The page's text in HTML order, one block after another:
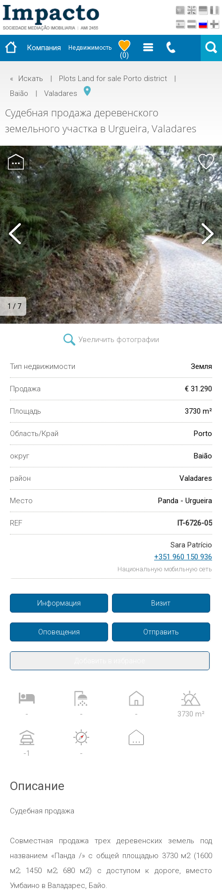
Компания Недвижимость
(0)
« Искать | Plots Land for sale Porto district
|
Baião
| Valadares
Судебная продажа деревенского
земельного участка в Urgueira, Valadares
1 / 7
Увеличить фотографии
Тип недвижимости Земля
Продажа € 31.290
Площадь 3730 m²
Область/Край Porto
округ Baião
район Valadares
Место Panda - Urgueira
REF IT-6726-05
Sara Patrício
+351 960 150 936
Национальную мобильную сеть
Информация Визит
Оповещения Отправить
- - - 3730 m²
-1 -
...
Описание
Судебная продажа
Совместная продажа трех деревенских земель под
названием «Панда /» с общей площадью 3730 м2 (1600
м2; 1450 м2; 680 м2) с доступом к дороге, вместо
Умбаино в Валадарес, Байо.